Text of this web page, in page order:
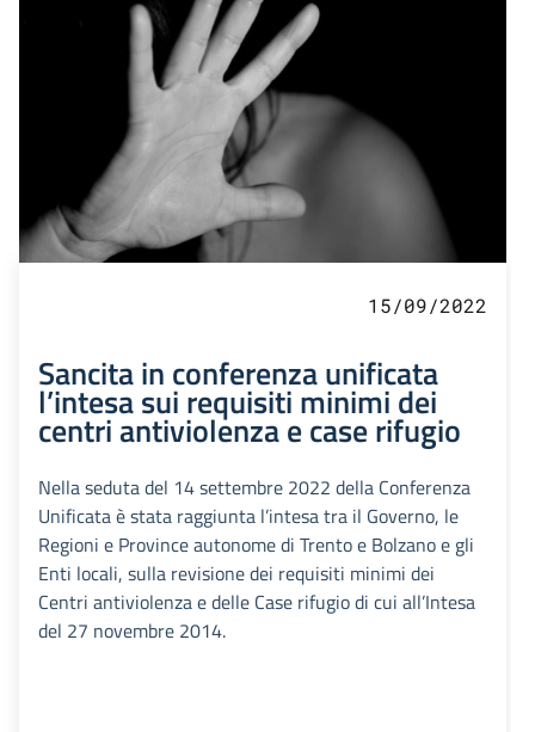
15/09/2022
Sancita in conferenza unificata
l’intesa sui requisiti minimi dei
centri antiviolenza e case rifugio
Nella seduta del 14 settembre 2022 della Conferenza
Unificata è stata raggiunta l’intesa tra il Governo, le
Regioni e Province autonome di Trento e Bolzano e gli
Enti locali, sulla revisione dei requisiti minimi dei
Centri antiviolenza e delle Case rifugio di cui all’Intesa
del 27 novembre 2014.